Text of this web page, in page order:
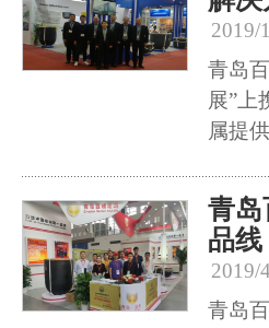
2019/
青岛
展”上
属提
青岛
品线
2019/
青岛